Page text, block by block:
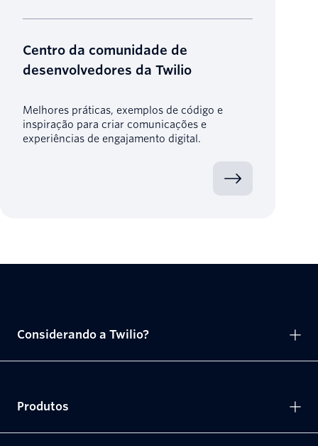
Centro da comunidade de
desenvolvedores da Twilio
Melhores práticas, exemplos de código e
inspiração para criar comunicações e
experiências de engajamento digital.
Considerando a Twilio?
Produtos